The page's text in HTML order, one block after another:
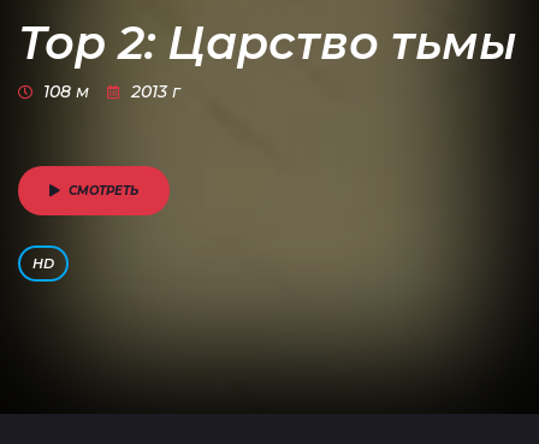
Тор 2: Царство тьмы
108 м 2013 г
HD
СМОТРЕТЬ